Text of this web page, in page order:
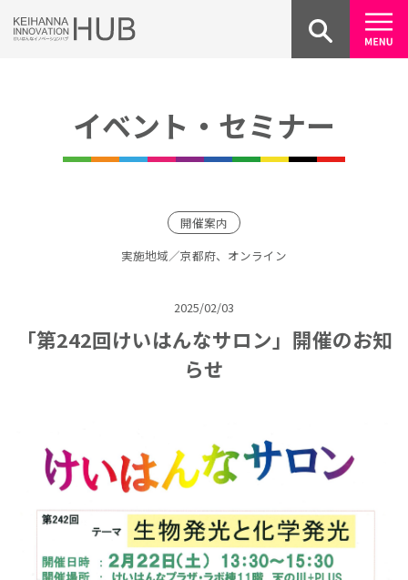
Skip
to
イベント・セミナー
開催案内
実施地域／京都府、オンライン
2025/02/03
「第242回けいはんなサロン」開催のお知
らせ